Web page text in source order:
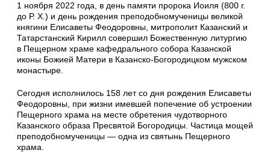
1 ноября 2022 года, в день памяти пророка Иоиля (800 г.
до Р. Х.) и день рождения преподобномученицы великой
княгини Елисаветы Феодоровны, митрополит Казанский и
Татарстанский Кирилл совершил Божественную литургию
в Пещерном храме кафедрального собора Казанской
иконы Божией Матери в Казанско-Богородицком мужском
монастыре.
Сегодня исполнилось 158 лет со дня рождения Елисаветы
Феодоровны, при жизни имевшей попечение об устроении
Пещерного храма на месте обретения чудотворного
Казанского образа Пресвятой Богородицы. Частица мощей
преподобномученицы — одна из святынь Пещерного
храма.